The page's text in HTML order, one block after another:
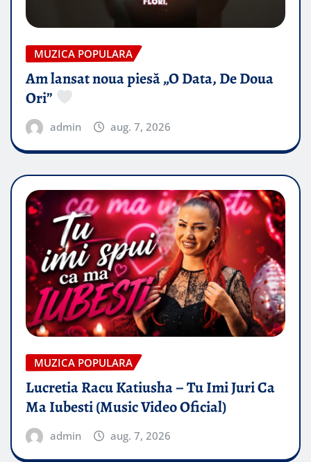
MUZICA POPULARA
Am lansat noua piesă „O Data, De Doua
Ori”
admin aug. 7, 2026
MUZICA POPULARA
Lucretia Racu Katiusha – Tu Imi Juri Ca
Ma Iubesti (Music Video Oficial)
admin aug. 7, 2026